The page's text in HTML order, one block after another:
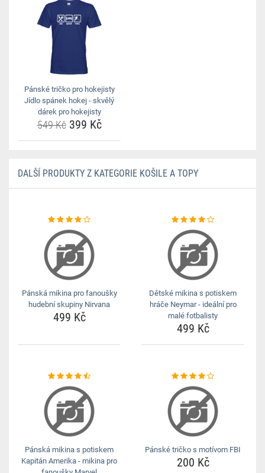
Pánské tričko pro hokejisty
Jídlo spánek hokej - skvělý
dárek pro hokejisty
549 Kč399 Kč
DALŠÍ PRODUKTY Z KATEGORIE KOŠILE A TOPY
Pánská mikina pro fanoušky
hudební skupiny Nirvana
499 Kč
Dětské mikina s potiskem
hráče Neymar - ideální pro
malé fotbalisty
499 Kč
Pánská mikina s potiskem
Kapitán Amerika - mikina pro
Pánské tričko s motívom FBI
200 Kč